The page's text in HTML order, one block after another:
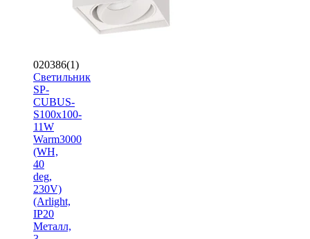
020386(1)
Светильник
SP-
CUBUS-
S100x100-
11W
Warm3000
(WH,
40
deg,
230V)
(Arlight,
IP20
Металл,